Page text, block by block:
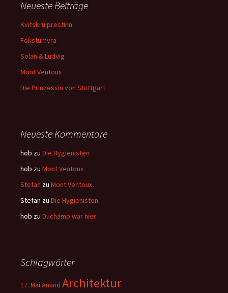
Neueste Beiträge
Kvitskruiprestinn
Fokstumyra
Solan & Ludvig
Mont Ventoux
Die Prinzessin von Stuttgart
Neueste Kommentare
hob zu Die Hygienisten
hob zu Mont Ventoux
Stefan zu Mont Ventoux
Stefan zu Die Hygienisten
hob zu Duchamp war hier
Schlagwörter
17. Mai Anand Architektur